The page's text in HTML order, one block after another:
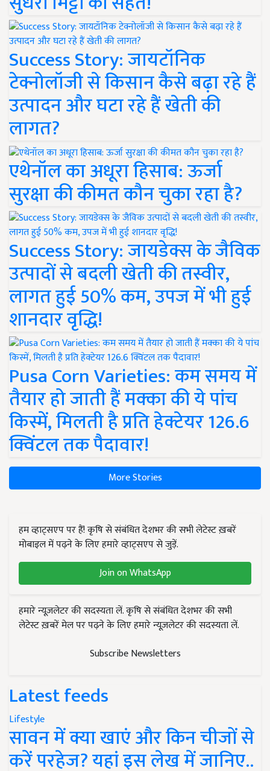
Success Story: जायटॉनिक
टेक्नोलॉजी से किसान कैसे बढ़ा रहे हैं
उत्पादन और घटा रहे हैं खेती की
लागत?
एथेनॉल का अधूरा हिसाब: ऊर्जा
सुरक्षा की कीमत कौन चुका रहा है?
Success Story: जायडेक्स के जैविक
उत्पादों से बदली खेती की तस्वीर,
लागत हुई 50% कम, उपज में भी हुई
शानदार वृद्धि!
Pusa Corn Varieties: कम समय में
तैयार हो जाती हैं मक्का की ये पांच
किस्में, मिलती है प्रति हेक्टेयर 126.6
क्विंटल तक पैदावार!
More Stories
हम व्हाट्सएप पर हैं! कृषि से संबंधित देशभर की सभी लेटेस्ट ख़बरें
मोबाइल में पढ़ने के लिए हमारे व्हाट्सएप से जुड़ें.
Join on WhatsApp
हमारे न्यूज़लेटर की सदस्यता लें. कृषि से संबंधित देशभर की सभी
लेटेस्ट ख़बरें मेल पर पढ़ने के लिए हमारे न्यूज़लेटर की सदस्यता लें.
Subscribe Newsletters
Latest feeds
Lifestyle
सावन में क्या खाएं और किन चीजों से
करें परहेज? यहां इस लेख में जानिए..